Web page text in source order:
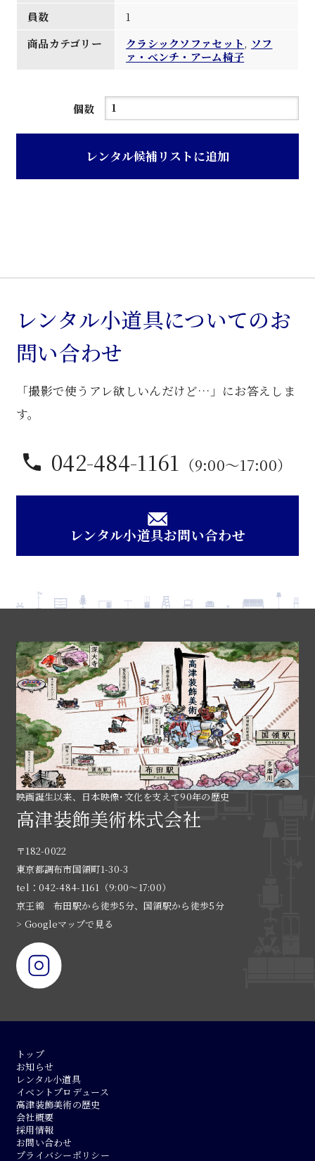
員数
1
商品カテゴリー
クラシックソファセット, ソフ
ァ・べンチ・アーム椅子
個数
オ
ワ
ー
柄
布
ソ
ー
個
レンタル候補リストに追加
レンタル小道具についてのお
問い合わせ
「撮影で使うアレ欲しいんだけど…」にお答えしま
す。
042-484-1161 （9:00〜17:00）
レンタル小道具お問い合わせ
映画誕生以来、日本映像･文化を支えて90年の歴史
高津装飾美術株式会社
〒182-0022
東京都調布市国領町1-30-3
tel：042-484-1161（9:00〜17:00）
京王線 布田駅から徒歩5分、国領駅から徒歩5分
> Googleマップで見る
トップ
お知らせ
レンタル小道具
イベントプロデュース
高津装飾美術の歴史
会社概要
採用情報
お問い合わせ
プライバシーポリシー